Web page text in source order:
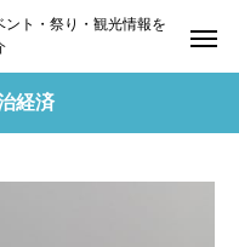
ント・祭り・観光情報を
経済